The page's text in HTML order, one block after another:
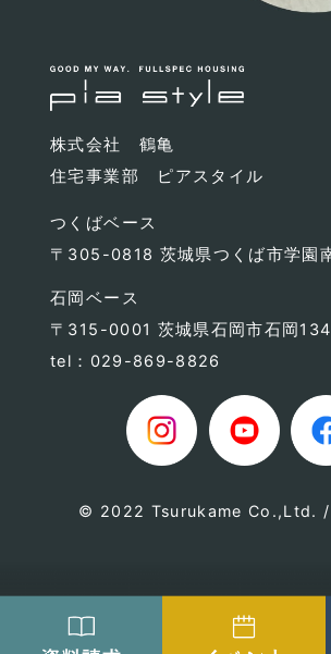
株式会社 鶴亀
住宅事業部 ピアスタイル
つくばベース
〒305-0818 茨城県つくば市学園
石岡ベース
〒315-0001 茨城県石岡市石岡
tel：029-869-8826
© 2022 Tsurukame Co.,Ltd.